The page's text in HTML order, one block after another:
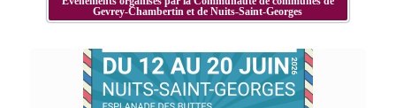
Gevrey-Chambertin et de Nuits-Saint-Georges